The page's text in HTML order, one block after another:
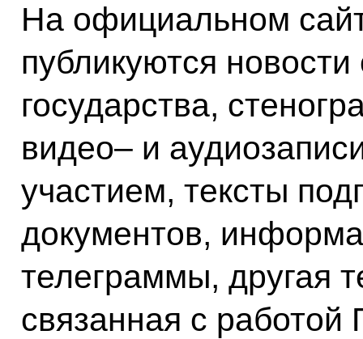
На официальном
публикуются
государства,
видео– и
участием, тексты
документов,
телеграммы, другая
связанная с работой